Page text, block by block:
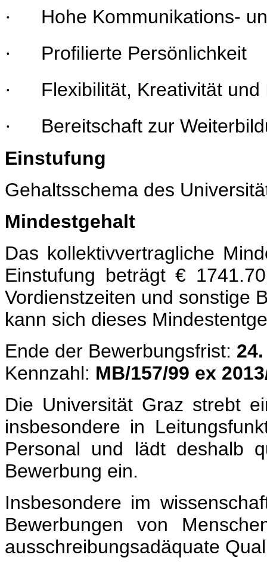
· Hohe Kommunikations-
· Profilierte Persönlichkeit
· Flexibilität, Kreativität
·
Bereitschaft zur
Einstufung
Gehaltsschema des
Mindestgehalt
Das kollektivvertragliche
Einstufung beträgt €
Vordienstzeiten und sonstige
kann sich dieses
Ende der Bewerbungsfrist:
Kennzahl: MB/157/99 ex
Die Universität Graz strebt
insbesondere in
Personal und lädt deshalb
Bewerbung ein.
Insbesondere im
Bewerbungen von
ausschreibungsadäquate